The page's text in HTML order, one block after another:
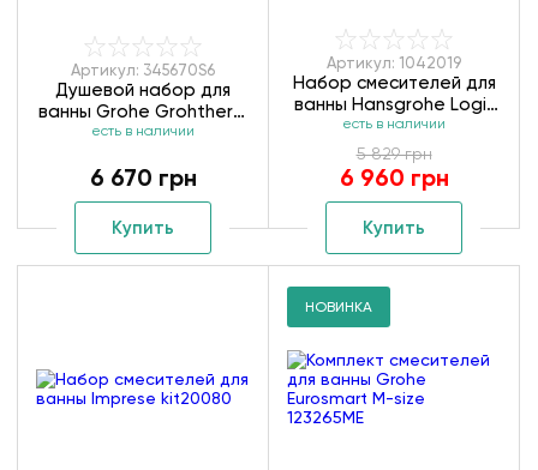
Артикул: 345670S6
Душевой набор для
ванны Grohe Grohtherm
800 345670S6 (4 типа
есть в наличии
6 670 грн
Купить
Артикул: 1042019
Набор смесителей для
ванны Hansgrohe Logis
Loop 1042019
есть в наличии
5 829 грн
6 960 грн
Купить
НОВИНКА